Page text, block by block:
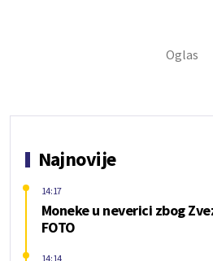
Najnovije
Moneke u neverici zbog
FOTO
14:17
14:14